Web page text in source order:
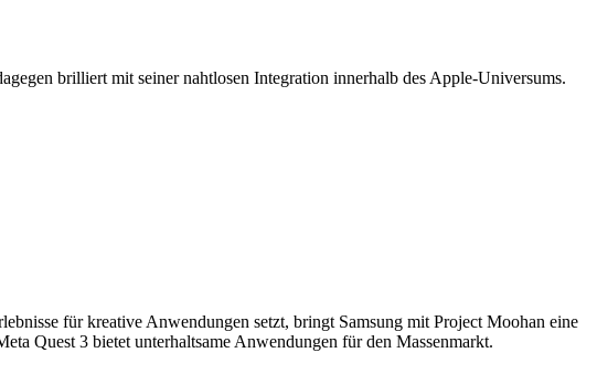
brilliert mit seiner nahtlosen Integration innerhalb des Apple-Universums.
für kreative Anwendungen setzt, bringt Samsung mit Project Moohan eine
Quest 3 bietet unterhaltsame Anwendungen für den Massenmarkt.